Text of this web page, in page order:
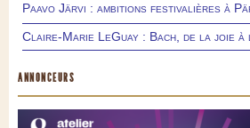
Paavo Järvi : ambitions festivalières à
Claire-Marie LeGuay : Bach, de la joie à
ANNONCEURS